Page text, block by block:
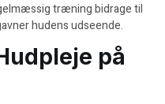
træning bidrage til
hudens udseende.
på